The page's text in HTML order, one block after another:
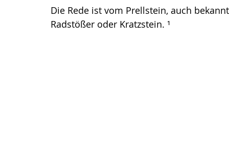
Die Rede ist vom Prellstein, auch
Radstößer oder Kratzstein. ¹